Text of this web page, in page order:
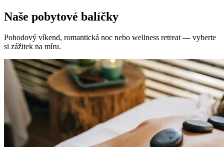
Naše pobytové balíčky
Pohodový víkend, romantická noc nebo wellness retreat — vyberte
si zážitek na míru.